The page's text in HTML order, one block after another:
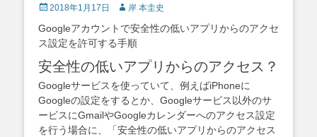
Posted
2018年1月17日 Author
岸 本圭史
Googleアカウントで安全性の低いアプリからのアクセ
ス設定を許可する手順
安全性の低いアプリからのアクセス？
Googleサービスを使っていて、例えばiPhoneに
Googleの設定をするとか、Googleサービス以外のサ
ービスにGmailやGoogleカレンダーへのアクセス設定
を行う場合に、「安全性の低いアプリからのアクセス